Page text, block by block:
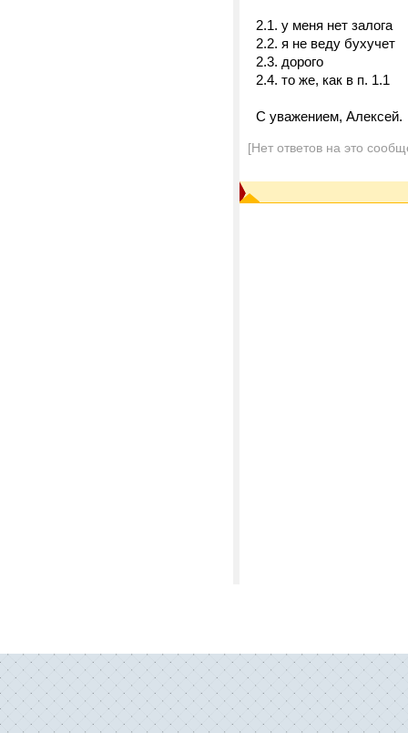
2.1. у меня нет залога
2.2. я не веду бухучет
2.3. дорого
2.4. то же, как в п. 1.1
С уважением, Алексей.
[Нет ответов на это